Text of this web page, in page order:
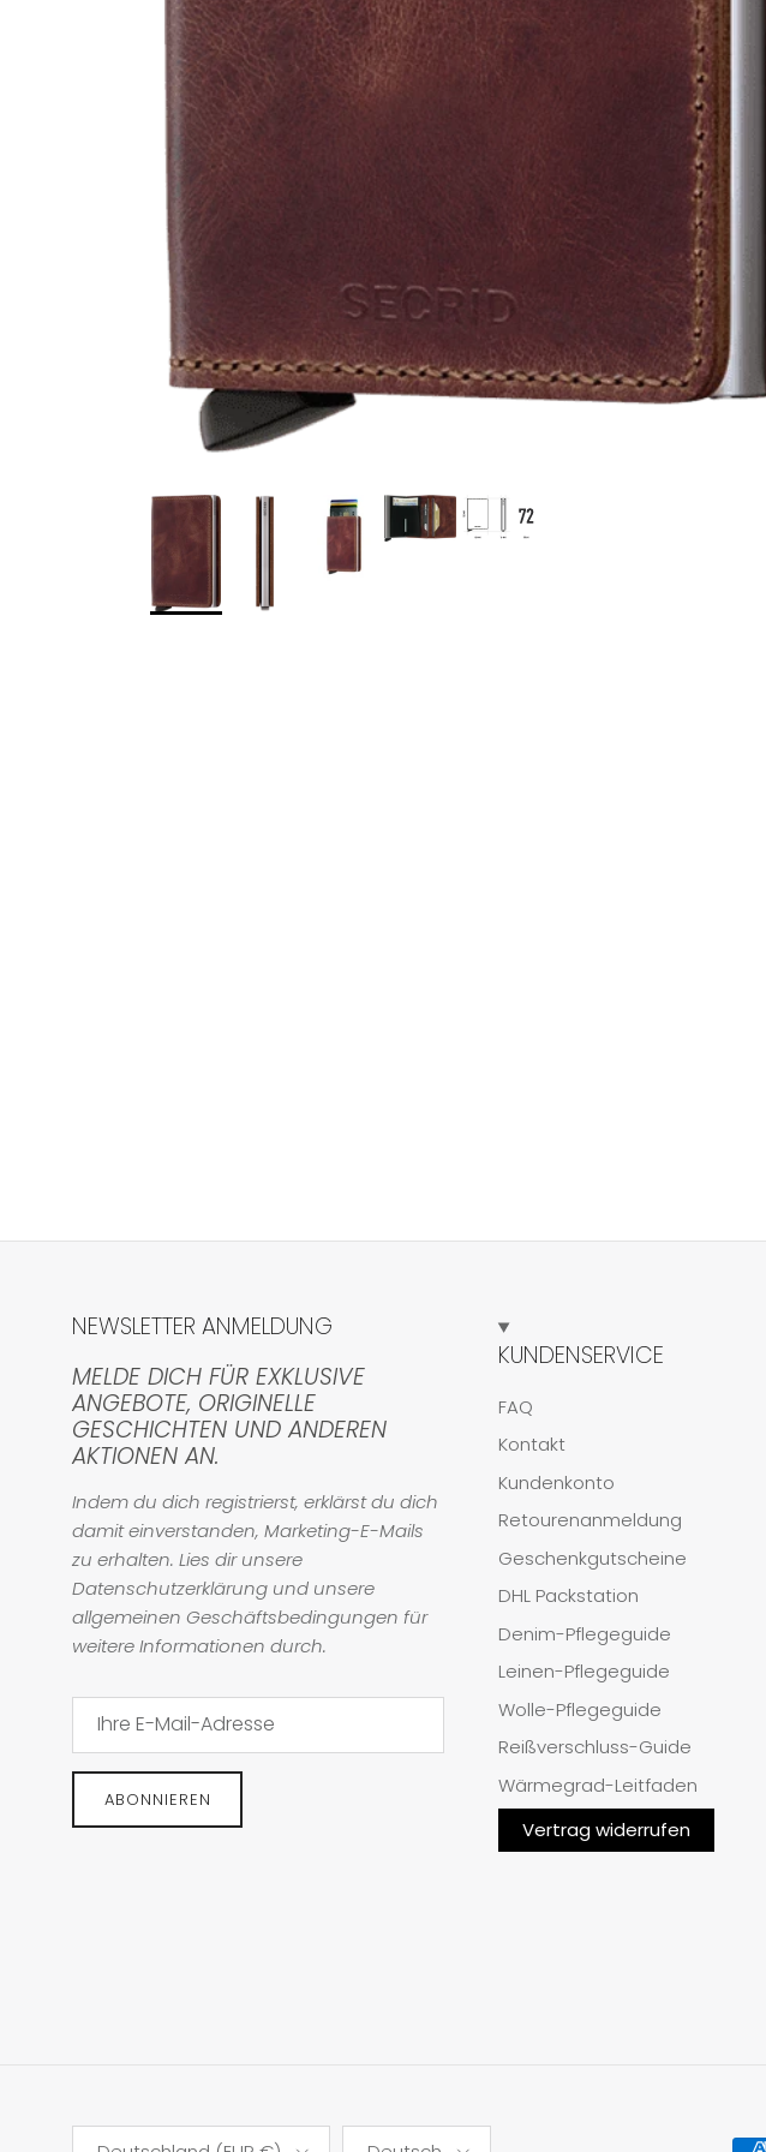
NEWSLETTER ANMELDUNG
MELDE DICH FÜR EXKLUSIVE
ANGEBOTE, ORIGINELLE
GESCHICHTEN UND ANDEREN
AKTIONEN AN.
Indem du dich registrierst, erklärst du dich
damit einverstanden, Marketing-E-Mails
zu erhalten. Lies dir unsere
Datenschutzerklärung und unsere
allgemeinen Geschäftsbedingungen für
weitere Informationen durch.
ABONNIEREN
KUNDENSERVICE
FAQ
Kontakt
Kundenkonto
Retourenanmeldung
Geschenkgutscheine
DHL Packstation
Denim-Pflegeguide
Leinen-Pflegeguide
Wolle-Pflegeguide
Reißverschluss-Guide
Wärmegrad-Leitfaden
Vertrag widerrufen
Land/Region Sprache